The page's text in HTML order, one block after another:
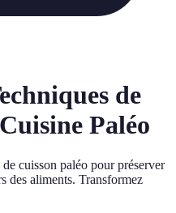
de
Paléo
cuisson paléo pour préserver
des aliments. Transformez